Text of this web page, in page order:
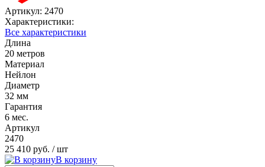
Артикул: 2470
Характеристики:
Все характеристики
Длина
20 метров
Материал
Нейлон
Диаметр
32 мм
Гарантия
6 мес.
Артикул
2470
25 410 руб. / шт
В корзину